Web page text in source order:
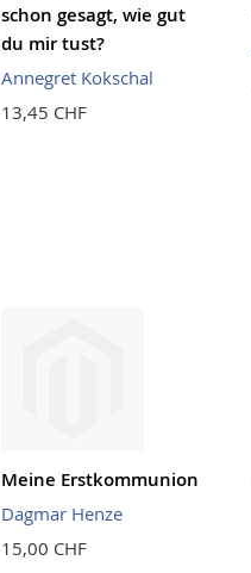
schon gesagt, wie gut
du mir tust?
Annegret Kokschal
13,45 CHF
Meine Erstkommunion
Dagmar Henze
15,00 CHF